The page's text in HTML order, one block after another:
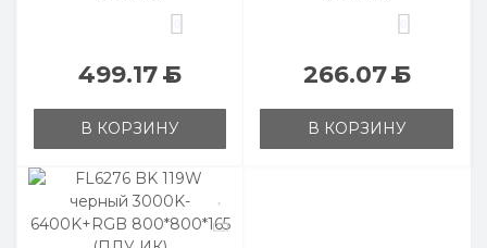
499.17Б
В КОРЗИНУ
266.07Б
В КОРЗИНУ